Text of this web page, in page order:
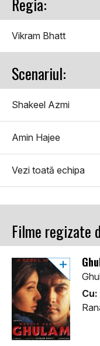
Vikram Bhatt
Scenariul:
Shakeel Azmi
Amin Hajee
Vezi toată echipa
Filme regizate
Cu: